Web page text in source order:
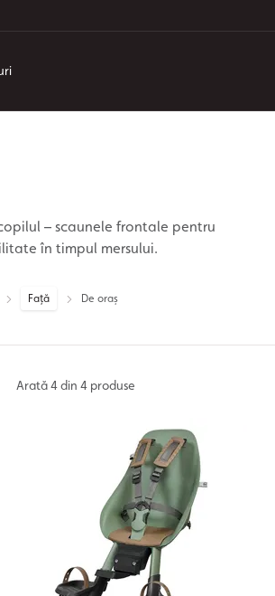
– scaunele frontale pentru
în timpul mersului.
Față De oraș
Arată4 din 4 produse